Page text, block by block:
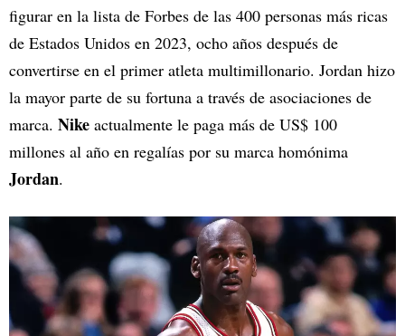
figurar en la lista de Forbes de las 400 personas más ricas
de Estados Unidos en 2023, ocho años después de
convertirse en el primer atleta multimillonario. Jordan hizo
la mayor parte de su fortuna a través de asociaciones de
marca. Nike actualmente le paga más de US$ 100
millones al año en regalías por su marca homónima
Jordan.